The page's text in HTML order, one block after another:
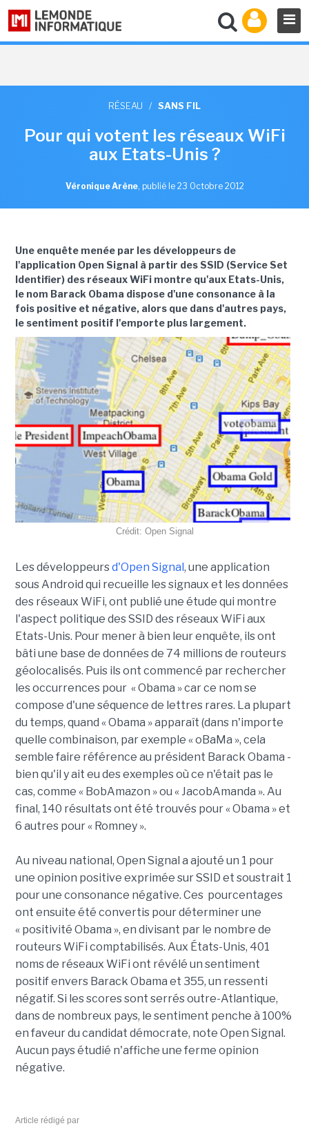
RÉSEAU / SANS FIL
Pour qui votent les réseaux WiFi
aux Etats-Unis ?
Véronique Arène, publié le 23 Octobre 2012
Une enquête menée par les développeurs de
l'application Open Signal à partir des SSID (Service Set
Identifier) des réseaux WiFi montre qu'aux Etats-Unis,
le nom Barack Obama dispose d'une consonance à la
fois positive et négative, alors que dans d'autres pays,
le sentiment positif l'emporte plus largement.
Crédit: Open Signal
Les développeursd'Open Signal , une application
sous Android qui recueille les signaux et les données
des réseaux WiFi, ont publié une étude qui montre
l'aspect politique des SSID des réseaux WiFi aux
Etats-Unis. Pour mener à bien leur enquête, ils ont
bâti une base de données de 74 millions de routeurs
géolocalisés. Puis ils ont commencé par rechercher
les occurrences pour « Obama » car ce nom se
compose d'une séquence de lettres rares. La plupart
du temps, quand « Obama » apparaît (dans n'importe
quelle combinaison, par exemple « oBaMa », cela
semble faire référence au président Barack Obama -
bien qu'il y ait eu des exemples où ce n'était pas le
cas, comme « BobAmazon » ou « JacobAmanda ». Au
final, 140 résultats ont été trouvés pour « Obama » et
6 autres pour « Romney ».
Au niveau national, Open Signal a ajouté un 1 pour
une opinion positive exprimée sur SSID et soustrait 1
pour une consonance négative. Ces pourcentages
ont ensuite été convertis pour déterminer une
« positivité Obama », en divisant par le nombre de
routeurs WiFi comptabilisés. Aux États-Unis, 401
noms de réseaux WiFi ont révélé un sentiment
positif envers Barack Obama et 355, un ressenti
négatif. Si les scores sont serrés outre-Atlantique,
dans de nombreux pays, le sentiment penche à 100%
en faveur du candidat démocrate, note Open Signal.
Aucun pays étudié n'affiche une ferme opinion
négative.
Article rédigé par